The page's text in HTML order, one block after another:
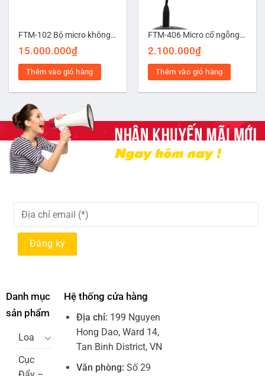
FTM-102 Bộ micro không dây 2 mic cầm tay
15.000.000₫
Thêm vào giỏ hàng
FTM-406 Micro cổ ngỗng cần dài
2.100.000₫
Thêm vào giỏ hàng
Danh mục
sản phẩm
Loa
Cục
Hệ thống cửa hàng
Địa chỉ: 199 Nguyen
Hong Dao, Ward 14,
Tan Binh District, VN
Văn phòng: Số 29